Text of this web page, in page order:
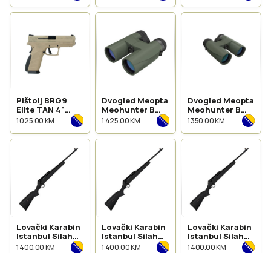
Pištolj BRG9
Elite TAN 4"
kal.9x19mm
1 025.00 KM
Dvogled Meopta
Meohunter B
10x42
1 425.00 KM
Dvogled Meopta
Meohunter B
8x42
1 350.00 KM
Lovački Karabin
Istanbul Silah
Monza
1 400.00 KM
Lovački Karabin
Istanbul Silah
Monza
1 400.00 KM
Lovački Karabin
Istanbul Silah
Monza
1 400.00 KM